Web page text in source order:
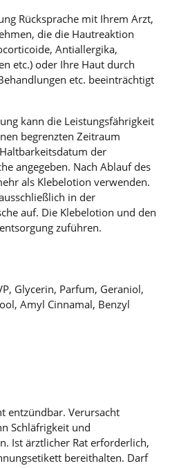
Rücksprache mit Ihrem Arzt,
die die Hautreaktion
Antiallergika,
etc.) oder Ihre Haut durch
etc. beeinträchtigt
kann die Leistungsfährigkeit
begrenzten Zeitraum
der
angegeben. Nach Ablauf des
als Klebelotion verwenden.
in der
auf. Die Klebelotion und den
zuführen.
Glycerin, Parfum, Geraniol,
Amyl Cinnamal, Benzyl
entzündbar. Verursacht
Schläfrigkeit und
Ist ärztlicher Rat erforderlich,
bereithalten. Darf